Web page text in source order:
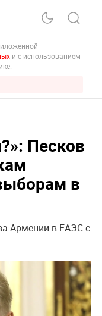
и с использованием
Песков
в
Армении в ЕАЭС с